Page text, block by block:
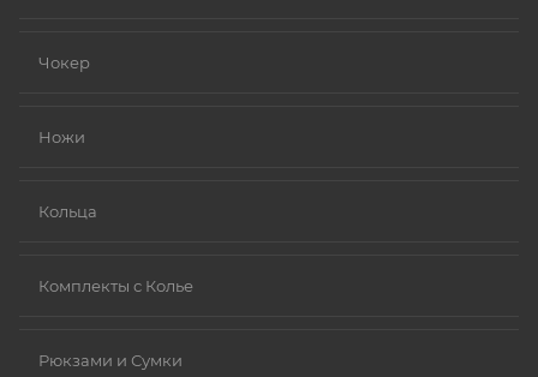
Чокер
Ножи
Кольца
Комплекты с Колье
Рюкзами и Сумки